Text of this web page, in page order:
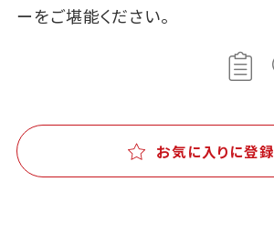
ーをご堪能ください。
お気に入りに登録